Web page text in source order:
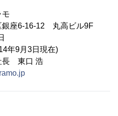
銀座6-16-12 丸高ビル9F
年9月3日現在)
東口 浩